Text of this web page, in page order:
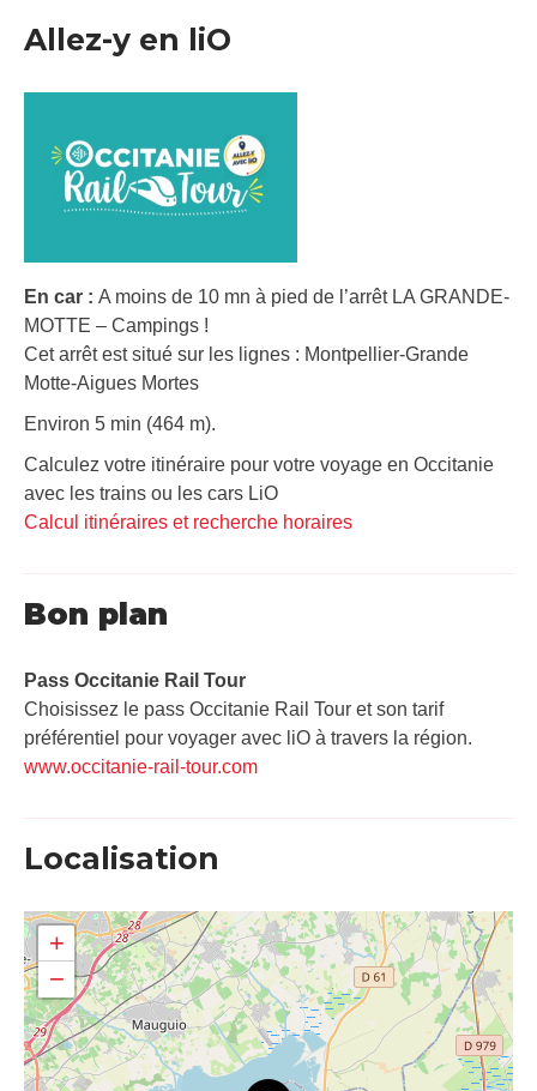
Allez-y en liO
En car : A moins de 10 mn à pied de l’arrêt LA GRANDE-
MOTTE – Campings !
Cet arrêt est situé sur les lignes : Montpellier-Grande
Motte-Aigues Mortes
Environ 5 min (464 m).
Calculez votre itinéraire pour votre voyage en Occitanie
avec les trains ou les cars LiO
Calcul itinéraires et recherche horaires
Bon plan
Pass Occitanie Rail Tour​
Choisissez le pass Occitanie Rail Tour et son tarif
préférentiel pour voyager avec liO à travers la région.
www.occitanie-rail-tour.com
Localisation
+
−